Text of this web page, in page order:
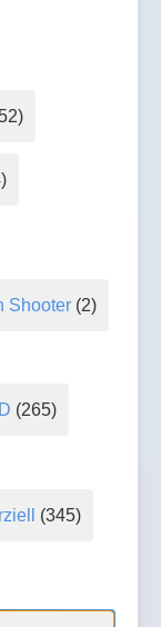
Shooter (2)
(265)
(345)